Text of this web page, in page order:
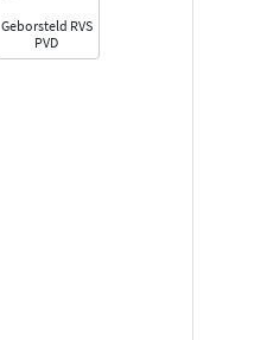
Geborsteld RVS
PVD